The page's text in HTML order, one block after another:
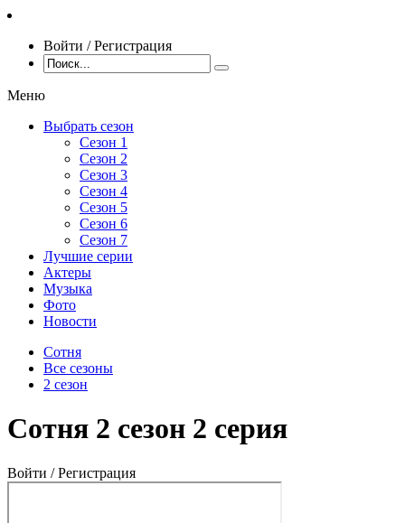
Войти / Регистрация
Меню
Выбрать сезон
Сезон 1
Сезон 2
Сезон 3
Сезон 4
Сезон 5
Сезон 6
Сезон 7
Лучшие серии
Актеры
Музыка
Фото
Новости
Сотня
Все сезоны
2 сезон
Сотня 2 сезон 2 серия
Войти / Регистрация